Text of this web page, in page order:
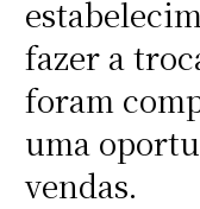
fazer a
foram
uma
vendas.